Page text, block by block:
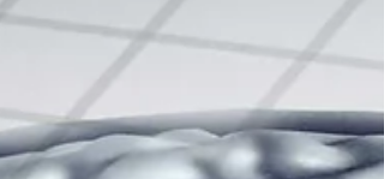
A demência é uma doença de causa
desconhecida, caracterizada pela morte
de muitas células do cérebro. As células